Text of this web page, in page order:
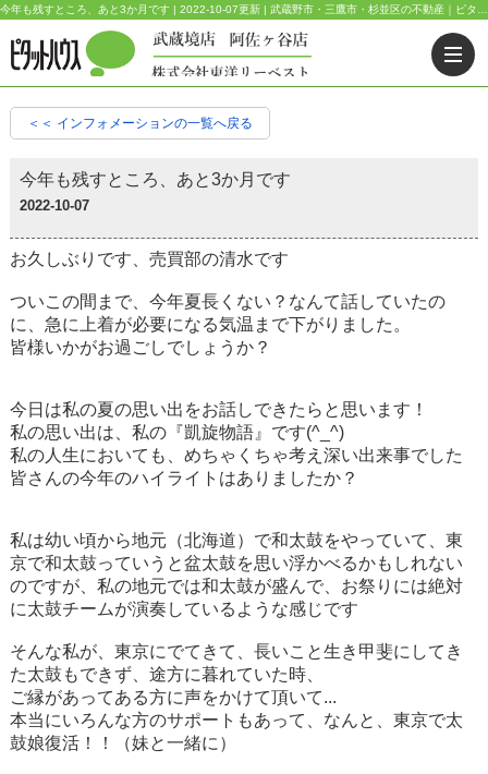
＜＜ インフォメーションの一覧へ戻る
今年も残すところ、あと3か月です
2022-10-07
お久しぶりです、売買部の清水です
ついこの間まで、今年夏長くない？なんて話していたの
に、急に上着が必要になる気温まで下がりました。
皆様いかがお過ごしでしょうか？
今日は私の夏の思い出をお話しできたらと思います！
私の思い出は、私の『凱旋物語』です(^_^)
私の人生においても、めちゃくちゃ考え深い出来事でした
皆さんの今年のハイライトはありましたか？
私は幼い頃から地元（北海道）で和太鼓をやっていて、東
京で和太鼓っていうと盆太鼓を思い浮かべるかもしれない
のですが、私の地元では和太鼓が盛んで、お祭りには絶対
に太鼓チームが演奏しているような感じです
そんな私が、東京にでてきて、長いこと生き甲斐にしてき
た太鼓もできず、途方に暮れていた時、
ご縁があってある方に声をかけて頂いて...
本当にいろんな方のサポートもあって、なんと、東京で太
鼓娘復活！！（妹と一緒に）